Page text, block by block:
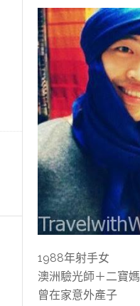
1988年射手女
澳洲驗光師＋二寶媽
曾在家意外產子